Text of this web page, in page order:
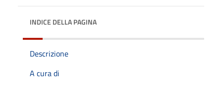
INDICE DELLA PAGINA
Descrizione
A cura di